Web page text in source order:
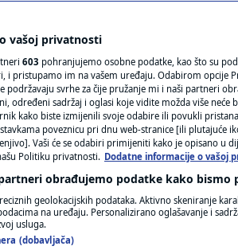
N1(DIS)INFO
FOTO
VIDEO
Solina:
od bure"
Solina, predio Voljak.
vašoj privatnosti
603 pohranjujemo osobne podatke, kao što su
i pristupamo im na vašem uređaju. Odabirom opcije
podržavaju svrhe za čije pružanje mi i naši partneri
određeni sadržaj i oglasi koje vidite možda više neće
kako biste izmijenili svoje odabire ili povukli
poveznicu pri dnu web-stranice [ili plutajuće
Vaši će se odabiri primijeniti kako je opisano u
Politiku privatnosti. Dodatne informacije o vašoj
obrađujemo podatke kako bismo
geolokacijskih podataka. Aktivno skeniranje
na uređaju. Personalizirano oglašavanje i
usluga.
(dobavljača)